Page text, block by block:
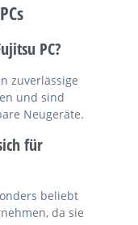
PC?
zuverlässige
und sind
Neugeräte.
für
beliebt
da sie